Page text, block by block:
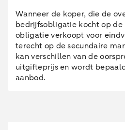
Wanneer de koper, die de
bedrijfsobligatie kocht op
obligatie verkoopt voor
terecht op de secundaire
kan verschillen van de
uitgifteprijs en wordt
aanbod.